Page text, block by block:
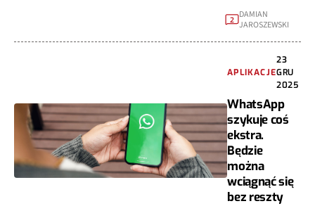
2 DAMIAN
JAROSZEWSKI
APLIKACJE
23
GRU
2025
WhatsApp
szykuje coś
ekstra.
Będzie
można
wciągnąć się
bez reszty